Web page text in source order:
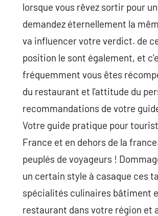
lorsque vous rêvez sortir pour
demandez éternellement la
va influencer votre verdict. de
position le sont également, et
fréquemment vous êtes
du restaurant et l’attitude du
recommandations de votre
Votre guide pratique pour
France et en dehors de la
peuplés de voyageurs !
un certain style à casaque ces
spécialités culinaires bâtiment
restaurant dans votre région et